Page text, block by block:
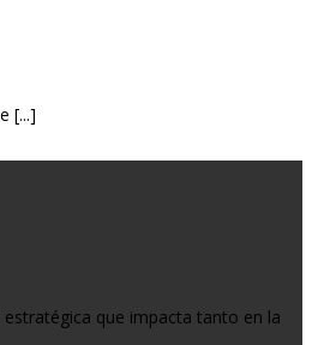
[...]
que impacta tanto en la